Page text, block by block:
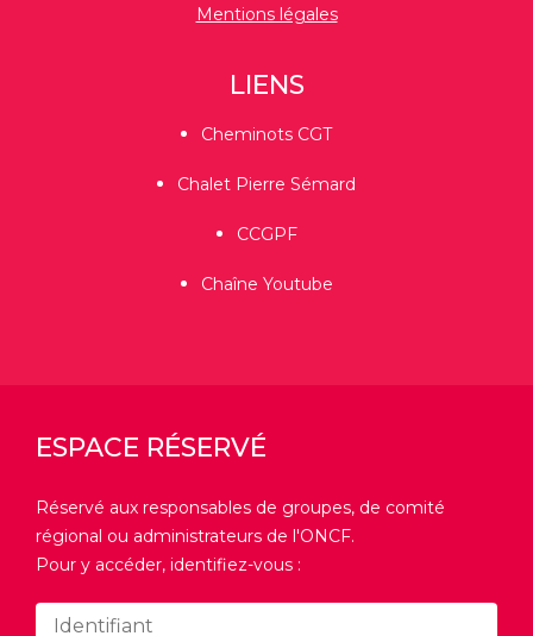
Mentions légales
LIENS
Cheminots CGT
Chalet Pierre Sémard
CCGPF
Chaîne Youtube
ESPACE RÉSERVÉ
Réservé aux responsables de groupes, de comité
régional ou administrateurs de l'ONCF.
Pour y accéder, identifiez-vous :